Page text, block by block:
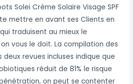
Solei Crème Solaire Visage SPF
mettre en avant ses Clients en
traduisent au mieux le
on vous le doit. La compilation des
revues incluses indique que
réduit de 81% le risque
on peut se contenter